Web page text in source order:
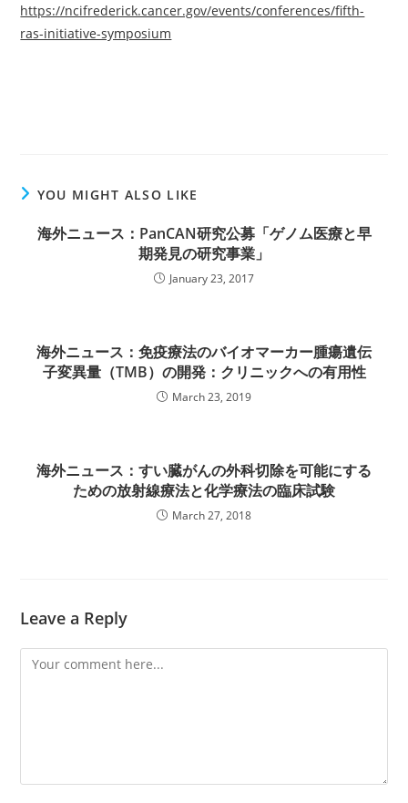
https://ncifrederick.cancer.gov/events/conferences/fifth-
ras-initiative-symposium
YOU MIGHT ALSO LIKE
海外ニュース：PanCAN研究公募「ゲノム医療と早
期発見の研究事業」
January 23, 2017
海外ニュース：免疫療法のバイオマーカー腫瘍遺伝
子変異量（TMB）の開発：クリニックへの有用性
March 23, 2019
海外ニュース：すい臓がんの外科切除を可能にする
ための放射線療法と化学療法の臨床試験
March 27, 2018
Leave a Reply
Comment